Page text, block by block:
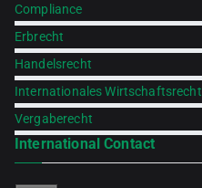
Compliance
Erbrecht
Handelsrecht
Internationales Wirtschaftsrecht
Vergaberecht
International Contact